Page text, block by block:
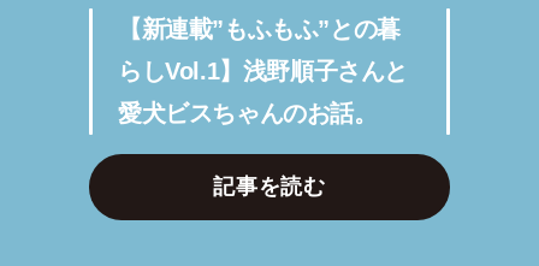
【新連載”もふもふ”との暮
らしVol.1】浅野順子さんと
愛犬ビスちゃんのお話。
記事を読む